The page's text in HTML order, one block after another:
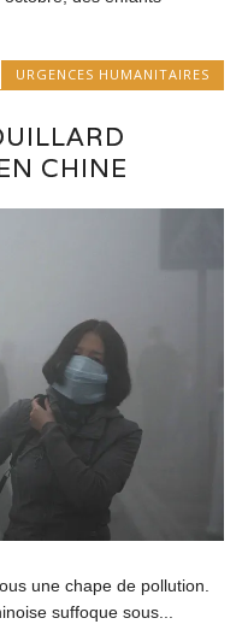
URGENCES HUMANITAIRES
CHINE
une chape de pollution.
suffoque sous...